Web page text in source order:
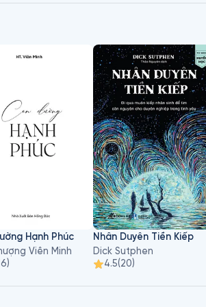
Hạnh Phúc
Viên Minh
)
Nhân Duyên Tiền Kiếp
Dick Sutphen
4.5(20)